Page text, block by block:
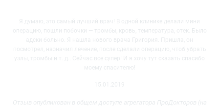
Я думаю, это самый лучший врач! В одной клинике делали мини
операцию, пошли побочки — тромбы, кровь, температура, отек. Было
адски больно. Я нашла нового врача Григория. Пришла, он
посмотрел, назначил лечение, после сделали операцию, чтоб убрать
узлы, тромбы и т. д.. Сейчас все супер! И я хочу тут сказать спасибо
моему спасителю!
15.01.2019
Отзыв опубликован в общем доступе агрегатора ПроДокторов (на